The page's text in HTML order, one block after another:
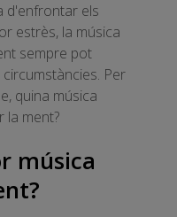
d'enfrontar els
estrès, la música
sempre pot
Per
quina música
la ment?
música